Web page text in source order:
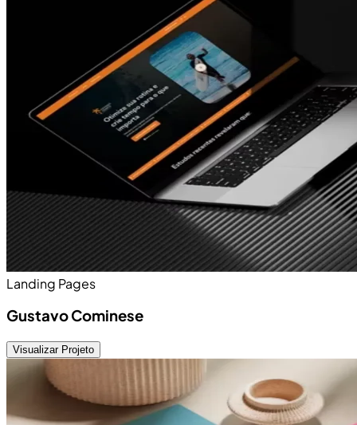
Landing Pages
Gustavo Cominese
Visualizar Projeto